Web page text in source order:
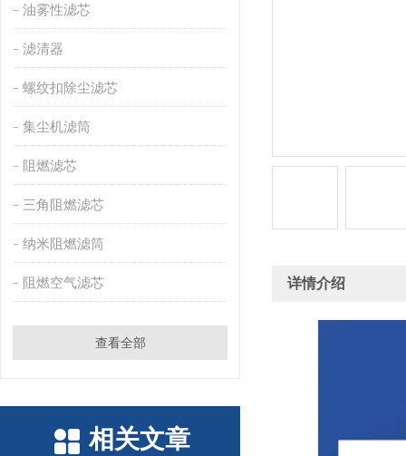
油雾性滤芯
滤清器
螺纹扣除尘滤芯
集尘机滤筒
阻燃滤芯
三角阻燃滤芯
纳米阻燃滤筒
阻燃空气滤芯
查看全部
相关文章
详情介绍